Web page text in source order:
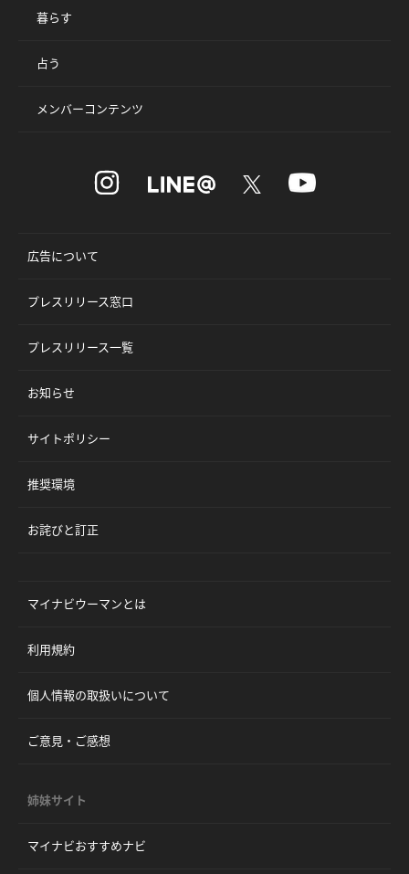
暮らす
占う
メンバーコンテンツ
広告について
プレスリリース窓口
プレスリリース一覧
お知らせ
サイトポリシー
推奨環境
お詫びと訂正
マイナビウーマンとは
利用規約
個人情報の取扱いについて
ご意見・ご感想
姉妹サイト
マイナビおすすめナビ